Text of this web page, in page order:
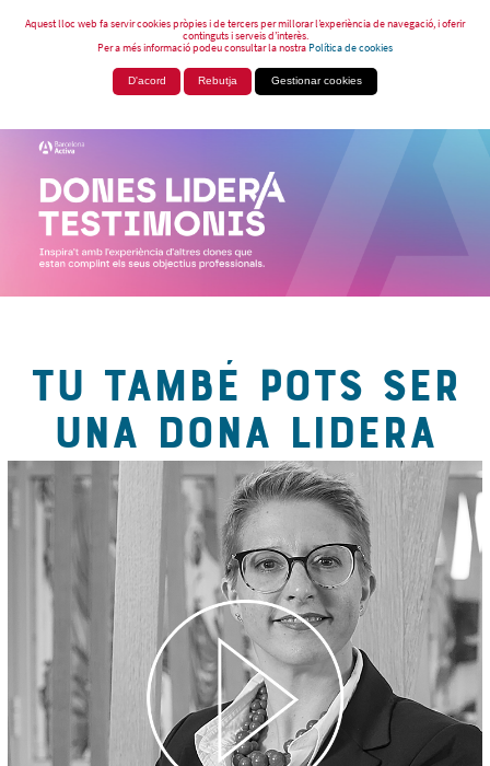
Aquest lloc web fa servir cookies pròpies i de tercers per millorar l’experiència de navegació, i oferir
continguts i serveis d’interès.
Per a més informació podeu consultar la nostraPolítica de cookies
D'acord Rebutja Gestionar cookies
TU TAMBÉ POTS SER
UNA DONA LIDERA